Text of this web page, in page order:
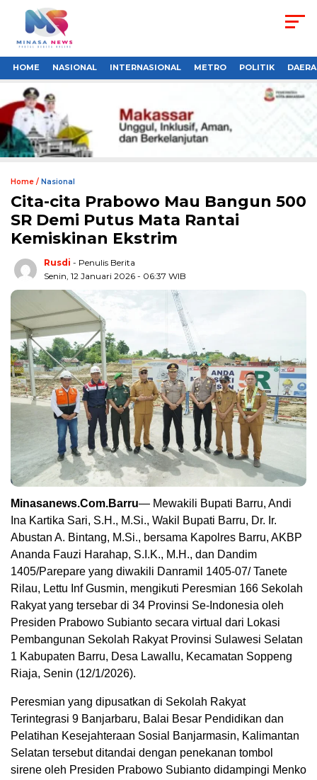
HOME NASIONAL INTERNASIONAL METRO POLITIK
Home / Nasional
Cita-cita Prabowo Mau Bangun 500
SR Demi Putus Mata Rantai
Kemiskinan Ekstrim
Rusdi - Penulis Berita
Senin, 12 Januari 2026 - 06:37 WIB
Minasanews.Com.Barru— Mewakili Bupati Barru, Andi
Ina Kartika Sari, S.H., M.Si., Wakil Bupati Barru, Dr. Ir.
Abustan A. Bintang, M.Si., bersama Kapolres Barru, AKBP
Ananda Fauzi Harahap, S.I.K., M.H., dan Dandim
1405/Parepare yang diwakili Danramil 1405-07/ Tanete
Rilau, Lettu Inf Gusmin, mengikuti Peresmian 166 Sekolah
Rakyat yang tersebar di 34 Provinsi Se-Indonesia oleh
Presiden Prabowo Subianto secara virtual dari Lokasi
Pembangunan Sekolah Rakyat Provinsi Sulawesi Selatan
1 Kabupaten Barru, Desa Lawallu, Kecamatan Soppeng
Riaja, Senin (12/1/2026).
Peresmian yang dipusatkan di Sekolah Rakyat
Terintegrasi 9 Banjarbaru, Balai Besar Pendidikan dan
Pelatihan Kesejahteraan Sosial Banjarmasin, Kalimantan
Selatan tersebut ditandai dengan penekanan tombol
sirene oleh Presiden Prabowo Subianto didampingi Menko